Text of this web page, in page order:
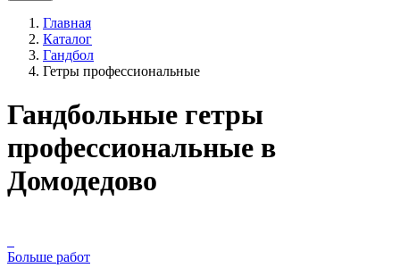
Главная
Каталог
Гандбол
Гетры профессиональные
Гандбольные гетры
профессиональные в
Домодедово
Больше работ